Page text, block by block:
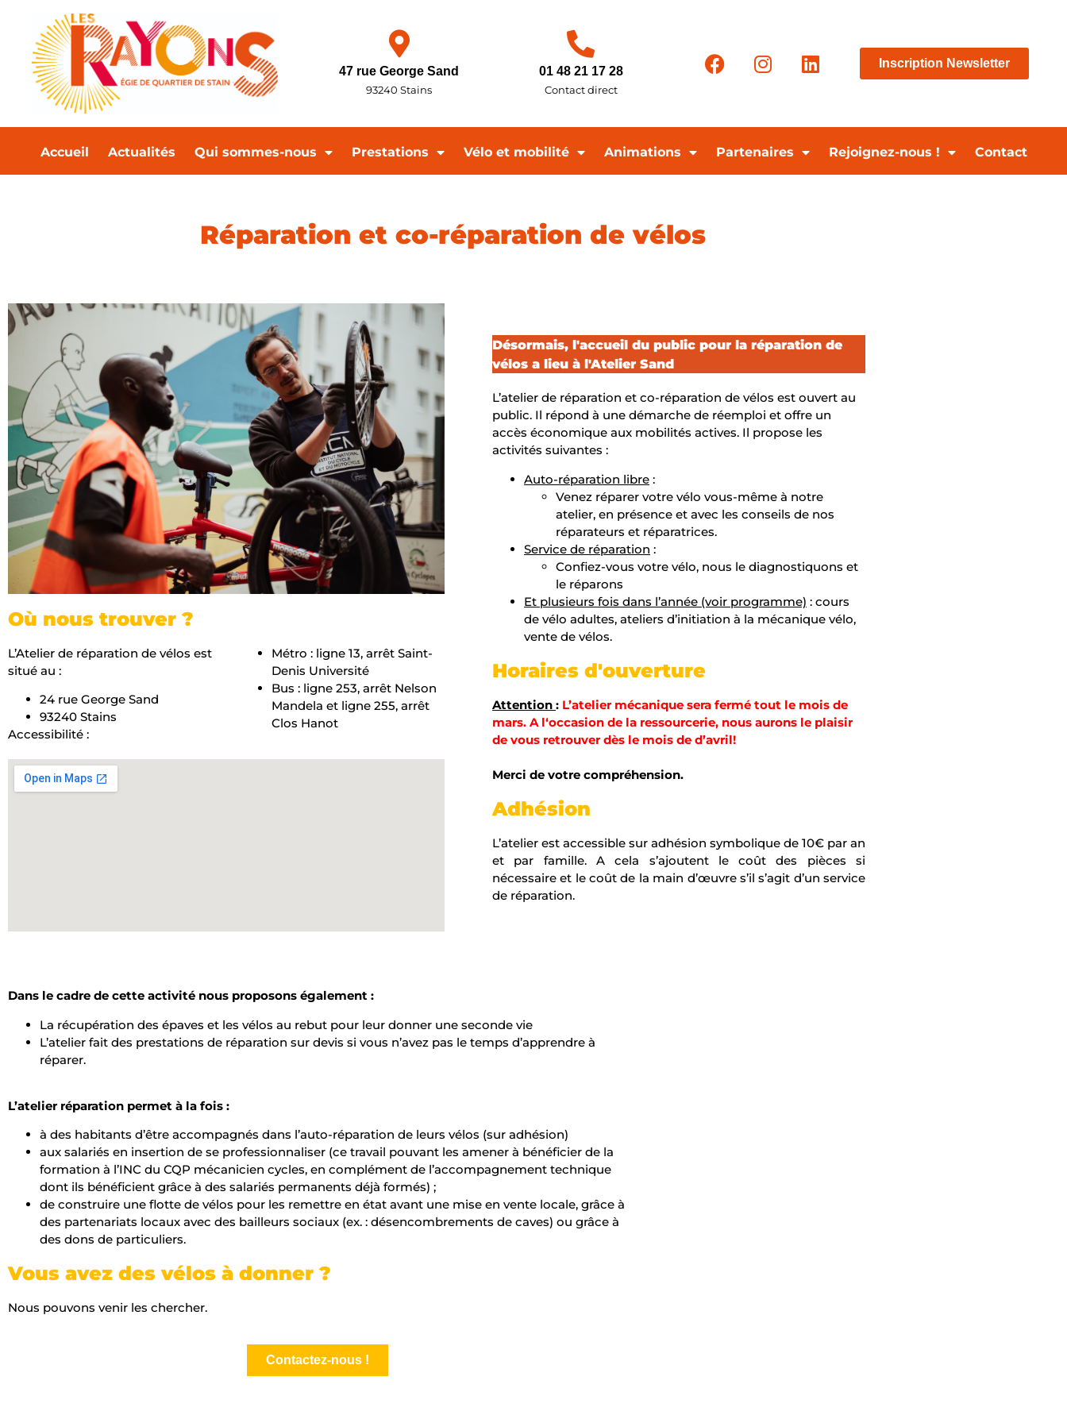
47 rue George Sand
93240 Stains
01 48 21 17 28
Contact direct
Inscription Newsletter
Accueil Actualités Qui sommes-nous Prestations Vélo et mobilité Animations Partenaires Rejoignez-nous ! Contact
Réparation et co-réparation de vélos
Où nous trouver ?
L’Atelier de réparation de vélos est
situé au :
24 rue George Sand
93240 Stains
Accessibilité :
Métro : ligne 13, arrêt Saint-
Denis Université
Bus : ligne 253, arrêt Nelson
Mandela et ligne 255, arrêt
Clos Hanot
Désormais, l'accueil du public pour la réparation de
vélos a lieu à l'Atelier Sand
L’atelier de réparation et co-réparation de vélos est ouvert au
public. Il répond à une démarche de réemploi et offre un
accès économique aux mobilités actives. Il propose les
activités suivantes :
Auto-réparation libre :
Venez réparer votre vélo vous-même à notre
atelier, en présence et avec les conseils de nos
réparateurs et réparatrices.
Service de réparation :
Confiez-vous votre vélo, nous le diagnostiquons et
le réparons
Et plusieurs fois dans l’année (voir programme) : cours
de vélo adultes, ateliers d’initiation à la mécanique vélo,
vente de vélos.
Horaires d'ouverture
Attention : L’atelier mécanique sera fermé tout le mois de
mars. A l‘occasion de la ressourcerie, nous aurons le plaisir
de vous retrouver dès le mois de d’avril!
Merci de votre compréhension.
Adhésion
L’atelier est accessible sur adhésion symbolique de 10€ par an
et par famille. A cela s’ajoutent le coût des pièces si
nécessaire et le coût de la main d’œuvre s’il s’agit d’un service
de réparation.
Dans le cadre de cette activité nous proposons également :
La récupération des épaves et les vélos au rebut pour leur donner une seconde vie
L’atelier fait des prestations de réparation sur devis si vous n’avez pas le temps d’apprendre à
réparer.
L’atelier réparation permet à la fois :
à des habitants d’être accompagnés dans l’auto-réparation de leurs vélos (sur adhésion)
aux salariés en insertion de se professionnaliser (ce travail pouvant les amener à bénéficier de la
formation à l’INC du CQP mécanicien cycles, en complément de l’accompagnement technique
dont ils bénéficient grâce à des salariés permanents déjà formés) ;
de construire une flotte de vélos pour les remettre en état avant une mise en vente locale, grâce à
des partenariats locaux avec des bailleurs sociaux (ex. : désencombrements de caves) ou grâce à
des dons de particuliers.
Vous avez des vélos à donner ?
Nous pouvons venir les chercher.
Contactez-nous !